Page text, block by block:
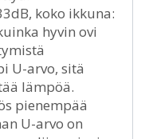
koko ikkuna:
hyvin ovi
U-arvo, sitä
lämpöä.
pienempää
U-arvo on